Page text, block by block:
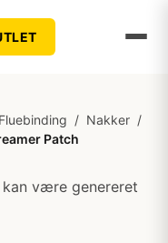
Fluebinding / Nakker /
Patch
være genereret